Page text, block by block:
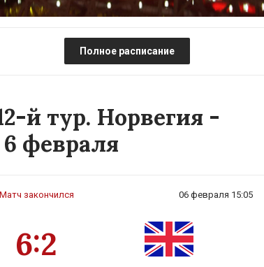
Полное расписание
й тур. Норвегия -
февраля
Матч закончился 06 февраля 15:05
6:2